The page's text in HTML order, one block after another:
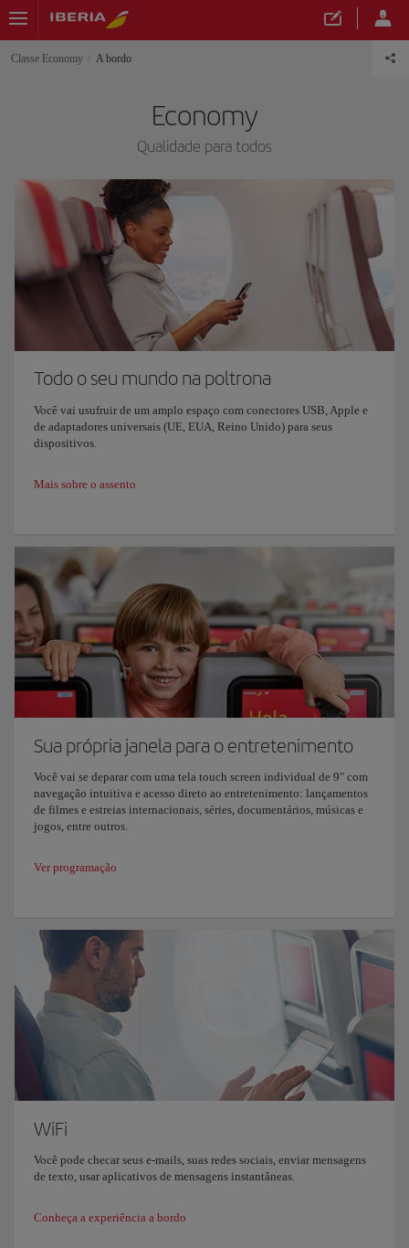
Classe Economy A bordo
Economy
Qualidade para todos
Todo o seu mundo na poltrona
Você vai usufruir de um amplo espaço com conectores USB, Apple e
de adaptadores universais (UE, EUA, Reino Unido) para seus
dispositivos.
Mais sobre o assento
Sua própria janela para o entretenimento
Você vai se deparar com uma tela touch screen individual de 9" com
navegação intuitiva e acesso direto ao entretenimento: lançamentos
de filmes e estreias internacionais, séries, documentários, músicas e
jogos, entre outros.
Ver programação
WiFi
Você pode checar seus e-mails, suas redes sociais, enviar mensagens
de texto, usar aplicativos de mensagens instantâneas.
Conheça a experiência a bordo